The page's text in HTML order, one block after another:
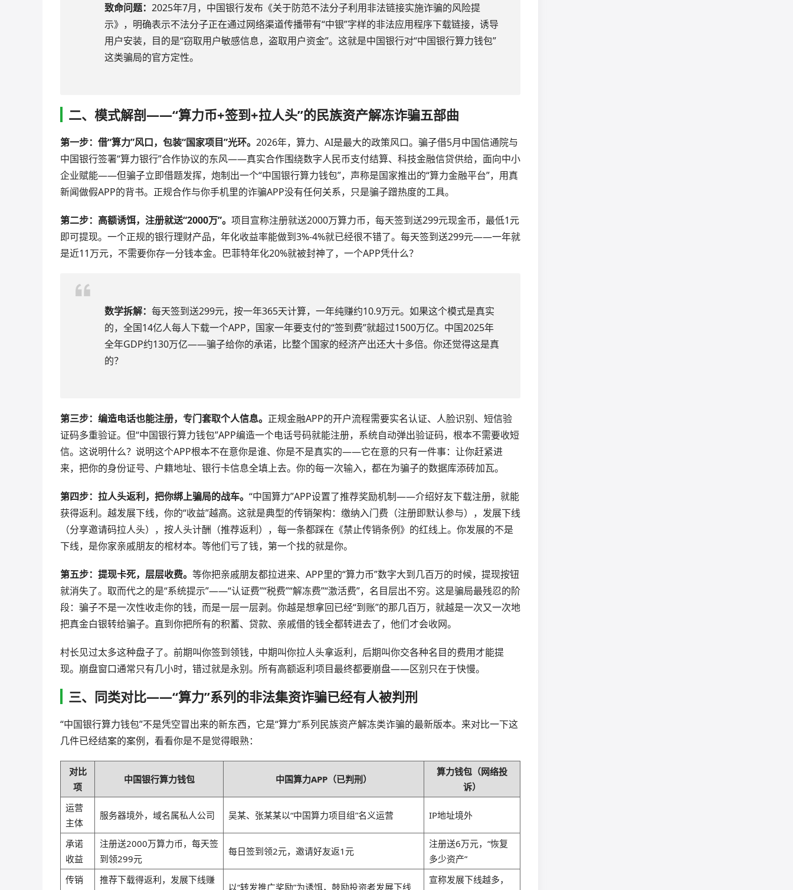
致命问题： 2025年7月，中国银行发布《关于防范不法分子利用非法链接实施诈骗的风险提
示》，明确表示不法分子正在通过网络渠道传播带有“中银”字样的非法应用程序下载链接，诱导
用户安装，目的是“窃取用户敏感信息，盗取用户资金”。这就是中国银行对“中国银行算力钱包”
这类骗局的官方定性。
二、模式解剖——“算力币+签到+拉人头”的民族资产解冻诈骗五部曲
第一步：借“算力”风口，包装“国家项目”光环。 2026年，算力、AI是最大的政策风口。骗子借5月中国信通院与
中国银行签署“算力银行”合作协议的东风——真实合作围绕数字人民币支付结算、科技金融信贷供给，面向中小
企业赋能——但骗子立即借题发挥，炮制出一个“中国银行算力钱包”，声称是国家推出的“算力金融平台”，用真
新闻做假APP的背书。正规合作与你手机里的诈骗APP没有任何关系，只是骗子蹭热度的工具。
第二步：高额诱饵，注册就送“2000万”。 项目宣称注册就送2000万算力币，每天签到送299元现金币，最低1元
即可提现。一个正规的银行理财产品，年化收益率能做到3%-4%就已经很不错了。每天签到送299元——一年就
是近11万元，不需要你存一分钱本金。巴菲特年化20%就被封神了，一个APP凭什么？
数学拆解： 每天签到送299元，按一年365天计算，一年纯赚约10.9万元。如果这个模式是真实
的，全国14亿人每人下载一个APP，国家一年要支付的“签到费”就超过1500万亿。中国2025年
全年GDP约130万亿——骗子给你的承诺，比整个国家的经济产出还大十多倍。你还觉得这是真
的？
第三步：编造电话也能注册，专门套取个人信息。 正规金融APP的开户流程需要实名认证、人脸识别、短信验
证码多重验证。但“中国银行算力钱包”APP编造一个电话号码就能注册，系统自动弹出验证码，根本不需要收短
信。这说明什么？说明这个APP根本不在意你是谁、你是不是真实的——它在意的只有一件事：让你赶紧进
来，把你的身份证号、户籍地址、银行卡信息全填上去。你的每一次输入，都在为骗子的数据库添砖加瓦。
第四步：拉人头返利，把你绑上骗局的战车。 “中国算力”APP设置了推荐奖励机制——介绍好友下载注册，就能
获得返利。越发展下线，你的“收益”越高。这就是典型的传销架构：缴纳入门费（注册即默认参与），发展下线
（分享邀请码拉人头），按人头计酬（推荐返利），每一条都踩在《禁止传销条例》的红线上。你发展的不是
下线，是你家亲戚朋友的棺材本。等他们亏了钱，第一个找的就是你。
第五步：提现卡死，层层收费。 等你把亲戚朋友都拉进来、APP里的“算力币”数字大到几百万的时候，提现按钮
就消失了。取而代之的是“系统提示”——“认证费”“税费”“解冻费”“激活费”，名目层出不穷。这是骗局最残忍的阶
段：骗子不是一次性收走你的钱，而是一层一层剥。你越是想拿回已经“到账”的那几百万，就越是一次又一次地
把真金白银转给骗子。直到你把所有的积蓄、贷款、亲戚借的钱全都转进去了，他们才会收网。
村长见过太多这种盘子了。前期叫你签到领钱，中期叫你拉人头拿返利，后期叫你交各种名目的费用才能提
现。崩盘窗口通常只有几小时，错过就是永别。所有高额返利项目最终都要崩盘——区别只在于快慢。
三、同类对比——“算力”系列的非法集资诈骗已经有人被判刑
“中国银行算力钱包”不是凭空冒出来的新东西，它是“算力”系列民族资产解冻类诈骗的最新版本。来对比一下这
几件已经结案的案例，看看你是不是觉得眼熟：
对比
项
中国银行算力钱包 中国算力APP（已判刑）
算力钱包（网络投
诉）
运营
主体
服务器境外，域名属私人公司 吴某、张某某以“中国算力项目组”名义运营 IP地址境外
承诺
收益
注册送2000万算力币，每天签
到领299元
每日签到领2元，邀请好友返1元
注册送6万元，“恢复
多少资产”
传销
推荐下载得返利，发展下线赚
以“转发推广奖励”为诱饵，鼓励投资者发展下线
宣称发展下线越多，